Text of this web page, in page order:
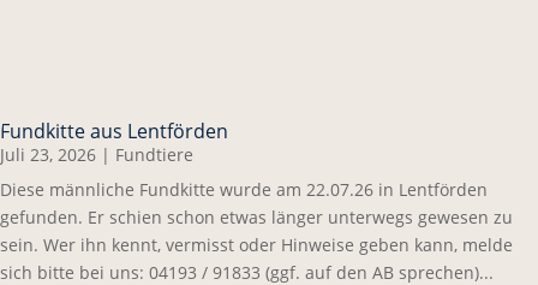
Fundkitte aus Lentförden
Juli 23, 2026 | Fundtiere
Diese männliche Fundkitte wurde am 22.07.26 in Lentförden
gefunden. Er schien schon etwas länger unterwegs gewesen zu
sein. Wer ihn kennt, vermisst oder Hinweise geben kann, melde
sich bitte bei uns: 04193 / 91833 (ggf. auf den AB sprechen)...